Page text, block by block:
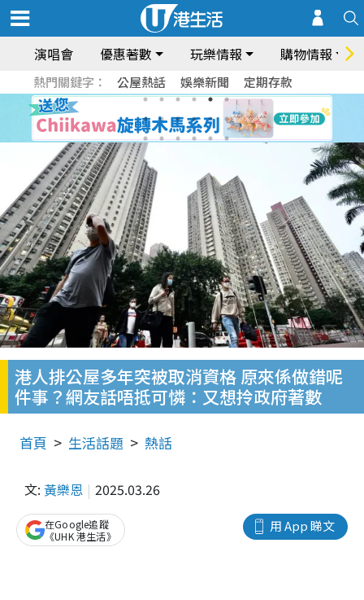
演唱會 優惠著數 玩樂情報 購物情報
熱門關鍵字： 公屋熱話 娛樂新聞 定期存款
港人排公屋多年突被取消資格 原來係做錯呢
件事？網友話唔抵可憐：又想拎政府著數
首頁 生活話題 熱話
文: 黃樂恩 2025.03.26
用 App 睇文
在Google追蹤
《UHK 港生活》